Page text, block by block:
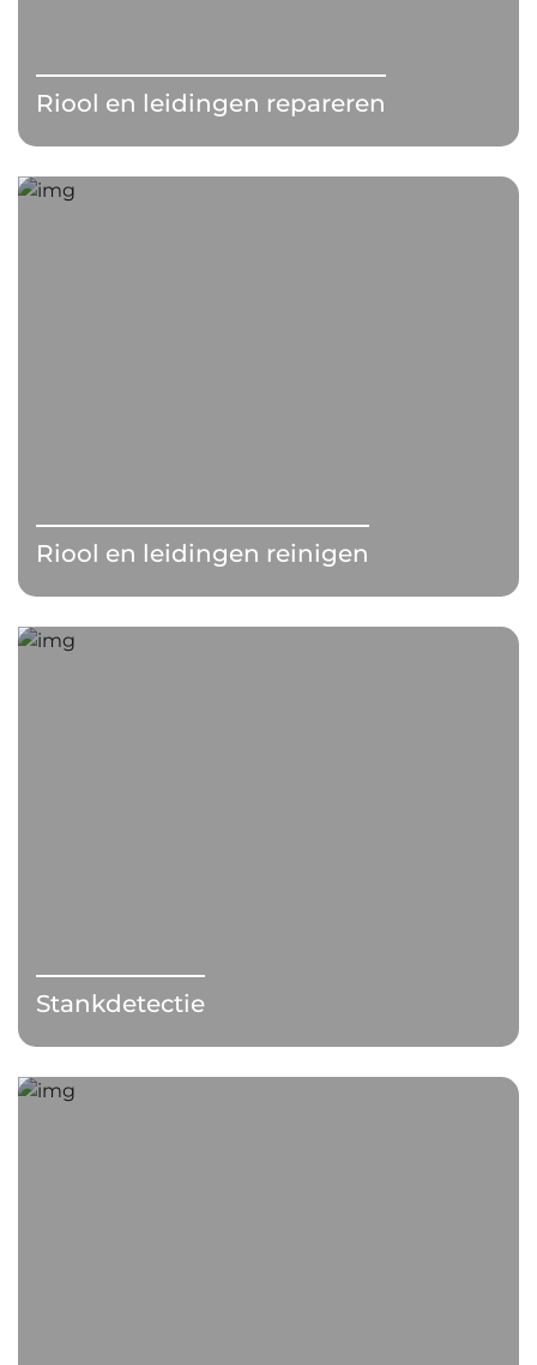
Riool en leidingen repareren
Riool en leidingen reinigen
Stankdetectie